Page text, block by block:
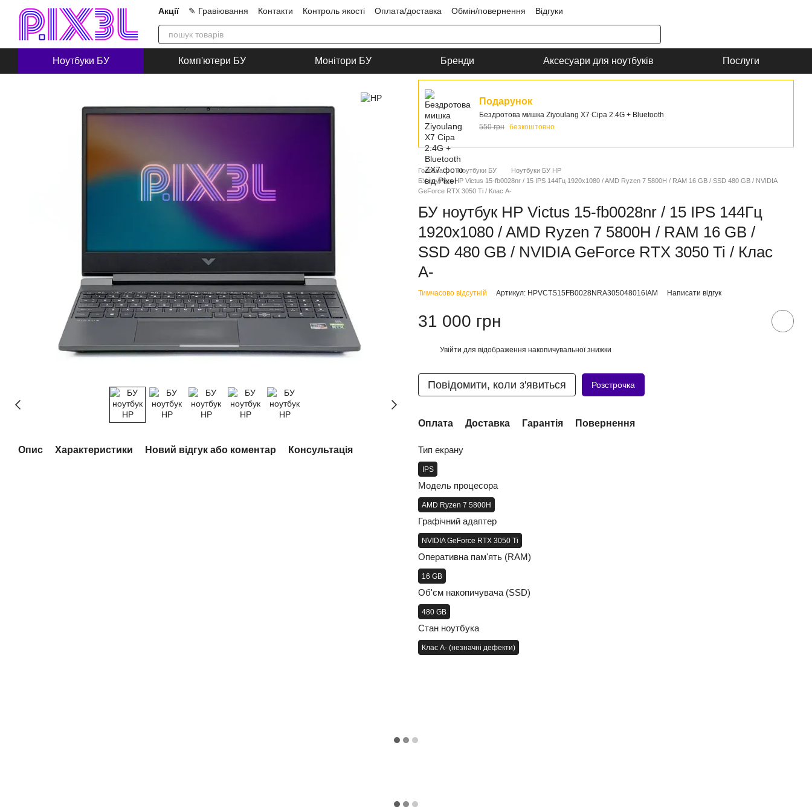
Перейти до основного контенту Акції ✎ Гравіювання Контакти Контроль якості Оплата/доставка Обмін/повернення
Відгуки
Про нас
Блог Співпраця Угода користувача
Ноутбуки БУ Комп'ютери БУ Монітори БУ Бренди Аксесуари для ноутбуків Послуги
Опис Характеристики Новий відгук або коментар Консультація
Подарунок
Бездротова мишка Ziyoulang X7 Сіра 2.4G + Bluetooth
550 грн безкоштовно
Головна Ноутбуки БУ
Ноутбуки БУ HP
БУ ноутбук HP Victus 15-fb0028nr / 15 IPS 144Гц 1920x1080 / AMD Ryzen 7 5800H / RAM 16 GB / SSD 480 GB / NVIDIA
GeForce RTX 3050 Ti / Клас A-
БУ ноутбук HP Victus 15-fb0028nr / 15 IPS 144Гц
1920x1080 / AMD Ryzen 7 5800H / RAM 16 GB /
SSD 480 GB / NVIDIA GeForce RTX 3050 Ti / Клас
A-
Тимчасово відсутній Артикул: HPVCTS15FB0028NRA305048016IAM Написати відгук
31 000 грн
Увійти для відображення накопичувальної знижки
Повідомити, коли з'явиться Розстрочка
Оплата Доставка Гарантія Повернення
Тип екрану
IPS
Модель процесора
AMD Ryzen 7 5800H
Графічний адаптер
NVIDIA GeForce RTX 3050 Ti
Оперативна пам'ять (RAM)
16 GB
Об'єм накопичувача (SSD)
480 GB
Стан ноутбука
Клас A- (незначні дефекти)